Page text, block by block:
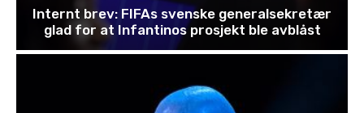
Internt brev: FIFAs svenske generalsekretær
glad for at Infantinos prosjekt ble avblåst